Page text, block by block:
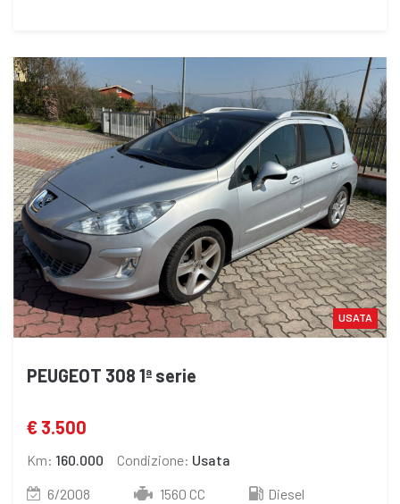
USATA
PEUGEOT 308 1ª serie
€ 3.500
Km: 160.000 Condizione: Usata
6/2008
1560 CC
Diesel